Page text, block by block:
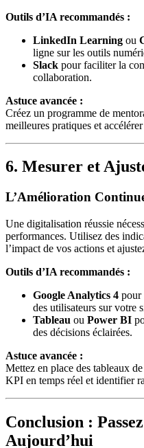
Outils d’IA recommandés :
LinkedIn Learning ou
ligne sur les outils
Slack pour faciliter la
collaboration.
Astuce avancée :
Créez un programme de
meilleures pratiques et
6. Mesurer et
L’Amélioration
Une digitalisation réussie
performances. Utilisez des
l’impact de vos actions et
Outils d’IA recommandés :
Google Analytics 4 pour
des utilisateurs sur votre
Tableau ou Power BI
des décisions éclairées.
Astuce avancée :
Mettez en place des tableaux
KPI en temps réel et identifier
Conclusion :
Aujourd’hui